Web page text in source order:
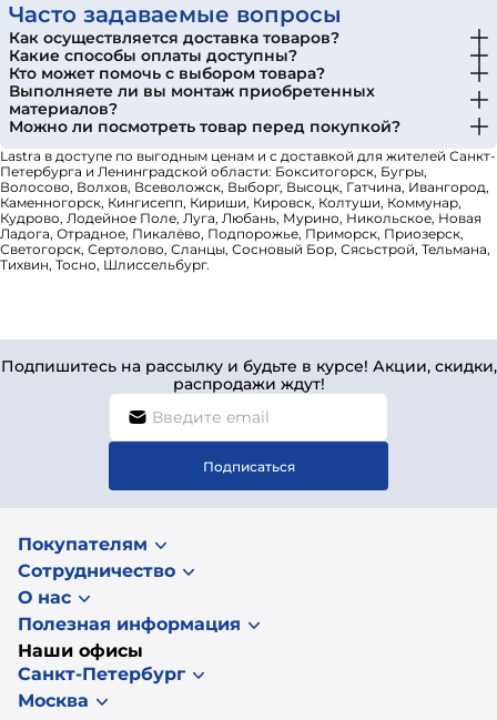
Часто задаваемые вопросы
Как осуществляется доставка товаров?
Какие способы оплаты доступны?
Кто может помочь с выбором товара?
Выполняете ли вы монтаж приобретенных
материалов?
Можно ли посмотреть товар перед покупкой?
Lastra в доступе по выгодным ценам и с доставкой для жителей Санкт-
Петербурга и Ленинградской области: Бокситогорск, Бугры,
Волосово, Волхов, Всеволожск, Выборг, Высоцк, Гатчина, Ивангород,
Каменногорск, Кингисепп, Кириши, Кировск, Колтуши, Коммунар,
Кудрово, Лодейное Поле, Луга, Любань, Мурино, Никольское, Новая
Ладога, Отрадное, Пикалёво, Подпорожье, Приморск, Приозерск,
Светогорск, Сертолово, Сланцы, Сосновый Бор, Сясьстрой, Тельмана,
Тихвин, Тосно, Шлиссельбург.
Подпишитесь на рассылку и будьте в курсе! Акции, скидки,
распродажи ждут!
Подписаться
Покупателям
Сотрудничество
О нас
Полезная информация
Наши офисы
Санкт-Петербург
Москва